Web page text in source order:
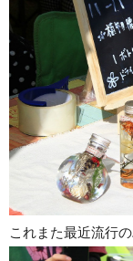
これまた最近流行